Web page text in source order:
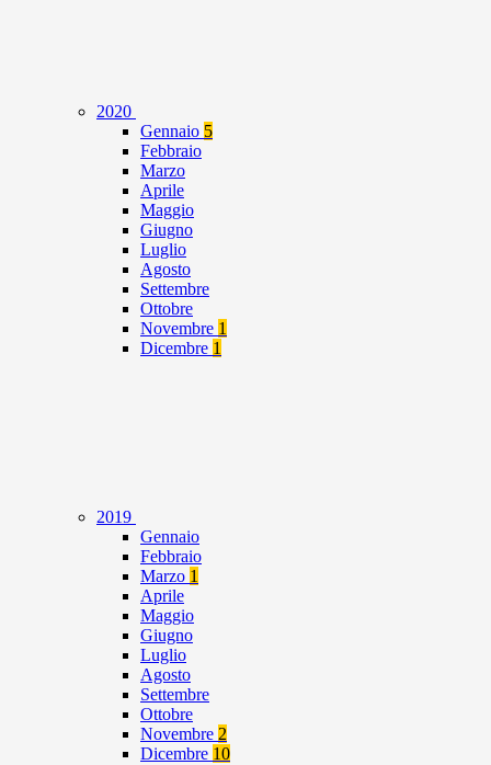
2020
Gennaio 5
Febbraio
Marzo
Aprile
Maggio
Giugno
Luglio
Agosto
Settembre
Ottobre
Novembre 1
Dicembre 1
2019
Gennaio
Febbraio
Marzo 1
Aprile
Maggio
Giugno
Luglio
Agosto
Settembre
Ottobre
Novembre 2
Dicembre 10